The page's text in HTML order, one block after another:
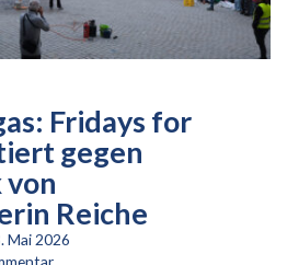
Fridays for
gegen
Reiche
Mai 2026
zu